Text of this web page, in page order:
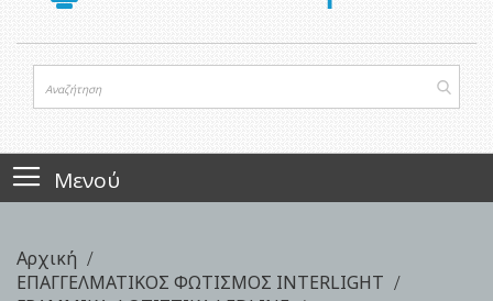
Μενού
Αρχική
ΕΠΑΓΓΕΛΜΑΤΙΚΟΣ ΦΩΤΙΣΜΟΣ INTERLIGHT